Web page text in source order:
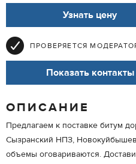
Узнать цену
ПРОВЕРЯЕТСЯ
Показать контакты
ОПИСАНИЕ
Предлагаем к поставке битум
Сызранский НПЗ,
объемы оговариваются.